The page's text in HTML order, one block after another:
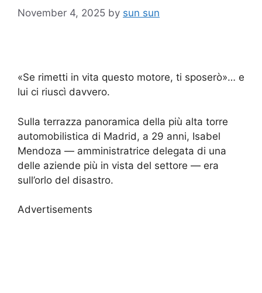
November 4, 2025 by sun sun
«Se rimetti in vita questo motore, ti sposerò»… e
lui ci riuscì davvero.
Sulla terrazza panoramica della più alta torre
automobilistica di Madrid, a 29 anni, Isabel
Mendoza — amministratrice delegata di una
delle aziende più in vista del settore — era
sull’orlo del disastro.
Advertisements